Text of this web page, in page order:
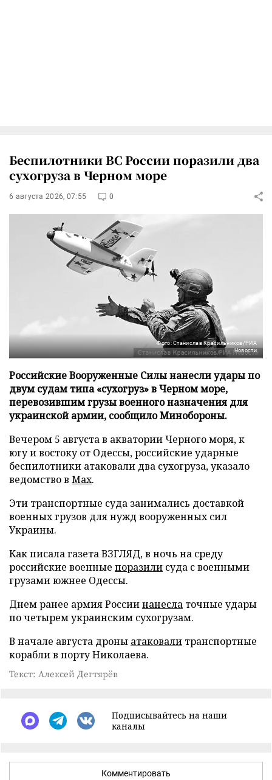
Беспилотники ВС России поразили два
сухогруза в Черном море
6 августа 2026, 07:55 0
Фото: Станислав Красильников/РИА
Новости
Российские Вооруженные Силы нанесли удары по
двум судам типа «сухогруз» в Черном море,
перевозившим грузы военного назначения для
украинской армии, сообщило Минобороны.
Вечером 5 августа в акватории Черного моря, к
югу и востоку от Одессы, российские ударные
беспилотники атаковали два сухогруза, указало
ведомство в Max.
Эти транспортные суда занимались доставкой
военных грузов для нужд вооруженных сил
Украины.
Как писала газета ВЗГЛЯД, в ночь на среду
российские военные поразили суда с военными
грузами южнее Одессы.
Днем ранее армия Россиинанесла точные удары
по четырем украинским сухогрузам.
В начале августа дроны атаковали транспортные
корабли в порту Николаева.
Текст: Алексей Дегтярёв
Подписывайтесь на наши
каналы
Комментировать